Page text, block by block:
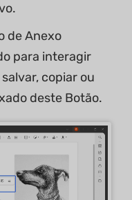
de Anexo
para interagir
copiar ou
deste Botão.